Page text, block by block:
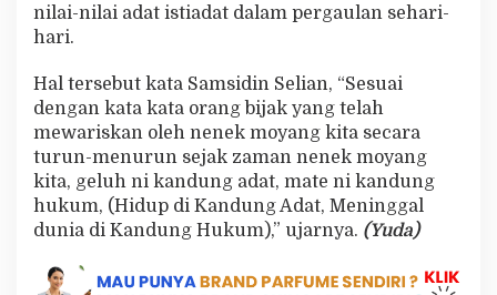
nilai-nilai adat istiadat dalam pergaulan sehari-
hari.
Hal tersebut kata Samsidin Selian, “Sesuai
dengan kata kata orang bijak yang telah
mewariskan oleh nenek moyang kita secara
turun-menurun sejak zaman nenek moyang
kita, geluh ni kandung adat, mate ni kandung
hukum, (Hidup di Kandung Adat, Meninggal
dunia di Kandung Hukum),” ujarnya. (Yuda)